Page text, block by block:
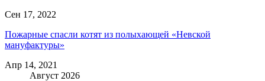
Сен 17, 2022
Пожарные спасли котят из полыхающей «Невской
мануфактуры»
Апр 14, 2021
Август 2026